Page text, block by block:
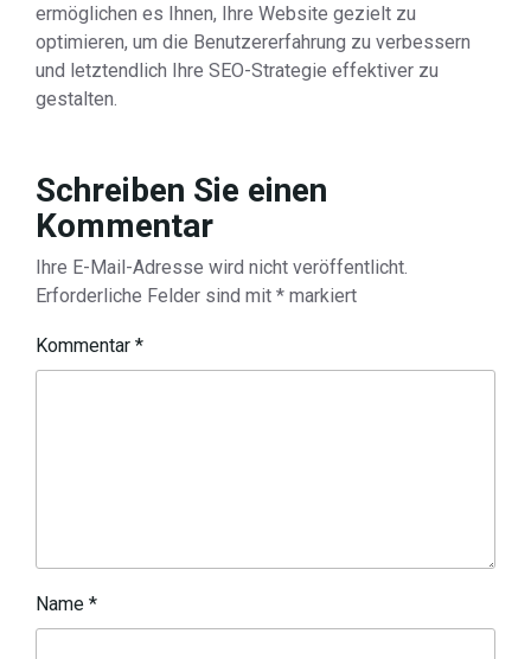
ermöglichen es Ihnen, Ihre Website gezielt zu
optimieren, um die Benutzererfahrung zu verbessern
und letztendlich Ihre SEO-Strategie effektiver zu
gestalten.
Schreiben Sie einen
Kommentar
Ihre E-Mail-Adresse wird nicht veröffentlicht.
Erforderliche Felder sind mit * markiert
Kommentar *
Name *